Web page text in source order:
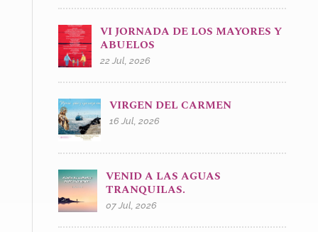
VI JORNADA DE LOS MAYORES Y
ABUELOS
22 Jul, 2026
VIRGEN DEL CARMEN
16 Jul, 2026
VENID A LAS AGUAS
TRANQUILAS.
07 Jul, 2026